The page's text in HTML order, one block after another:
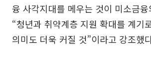
융 사각지대를 메우는 것이 미소금
“청년과 취약계층 지원 확대를 계기
의미도 더욱 커질 것”이라고 강조했